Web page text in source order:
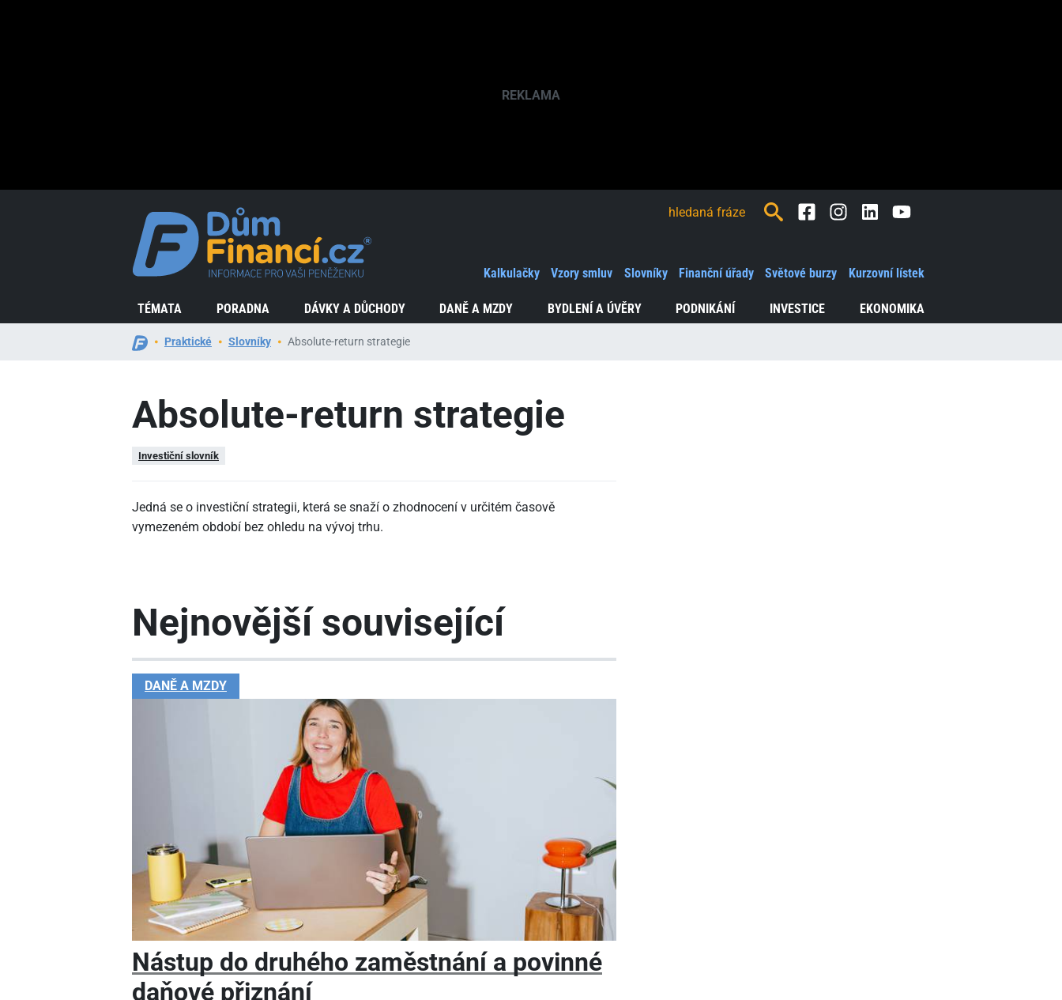
TÉMATA PORADNA DÁVKY A DŮCHODY DANĚ A MZDY BYDLENÍ A ÚVĚRY PODNIKÁNÍ INVESTICE EKONOMIKA
Kalkulačky Vzory smluv Slovníky Finanční úřady Světové burzy Kurzovní lístek
FacebookInstagramLinkedInYoutube
Praktické Slovníky Absolute-return strategie
Absolute-return strategie
Investiční slovník
Jedná se o investiční strategii, která se snaží o zhodnocení v určitém časově
vymezeném období bez ohledu na vývoj trhu.
Nejnovější související
DANĚ A MZDY
Nástup do druhého zaměstnání a povinné
daňové přiznání